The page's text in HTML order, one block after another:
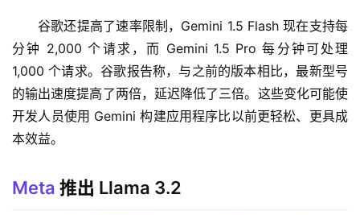
谷歌还提高了速率限制，Gemini 1.5 Flash 现在支持每
分钟 2,000 个请求，而 Gemini 1.5 Pro 每分钟可处理
1,000 个请求。谷歌报告称，与之前的版本相比，最新型号
的输出速度提高了两倍，延迟降低了三倍。这些变化可能使
开发人员使用 Gemini 构建应用程序比以前更轻松、更具成
本效益。
Meta 推出 Llama 3.2